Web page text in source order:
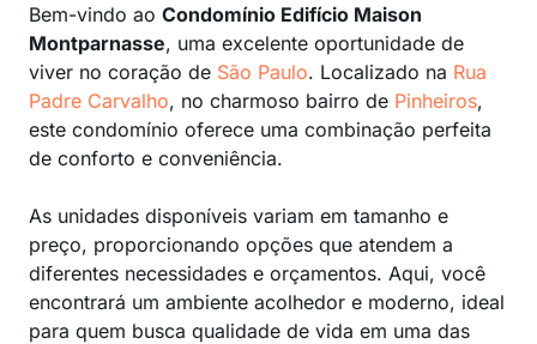
Bem-vindo ao Condomínio Edifício Maison
Montparnasse, uma excelente oportunidade de
viver no coração de São Paulo. Localizado na Rua
Padre Carvalho, no charmoso bairro de Pinheiros,
este condomínio oferece uma combinação perfeita
de conforto e conveniência.
As unidades disponíveis variam em tamanho e
preço, proporcionando opções que atendem a
diferentes necessidades e orçamentos. Aqui, você
encontrará um ambiente acolhedor e moderno, ideal
para quem busca qualidade de vida em uma das